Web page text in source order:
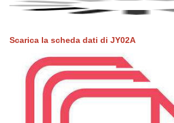
Scarica la scheda dati di JY02A